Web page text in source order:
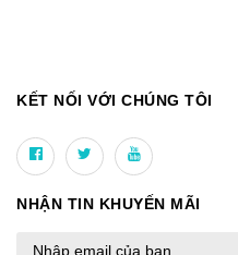
KẾT NỐI VỚI CHÚNG TÔI
NHẬN TIN KHUYẾN MÃI